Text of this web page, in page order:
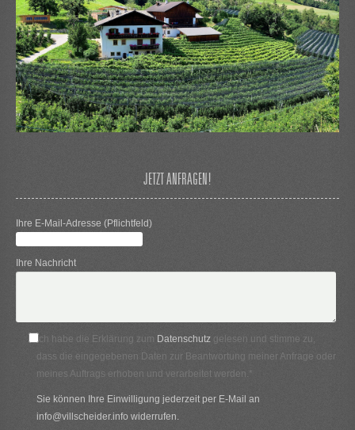
JETZT ANFRAGEN!
Ihre E-Mail-Adresse (Pflichtfeld)
Ihre Nachricht
Ich habe die Erklärung zum Datenschutz gelesen und stimme zu,
dass die eingegebenen Daten zur Beantwortung meiner Anfrage oder
meines Auftrags erhoben und verarbeitet werden.*
Sie können Ihre Einwilligung jederzeit per E-Mail an
info@villscheider.info widerrufen.